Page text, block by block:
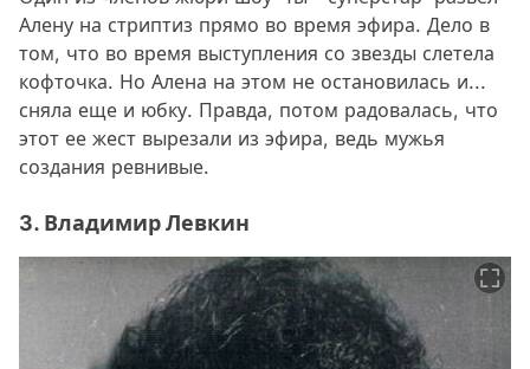
Алену на стриптиз прямо во время эфира. Дело в
том, что во время выступления со звезды слетела
кофточка. Но Алена на этом не остановилась и...
сняла еще и юбку. Правда, потом радовалась, что
этот ее жест вырезали из эфира, ведь мужья
создания ревнивые.
3. Владимир Левкин